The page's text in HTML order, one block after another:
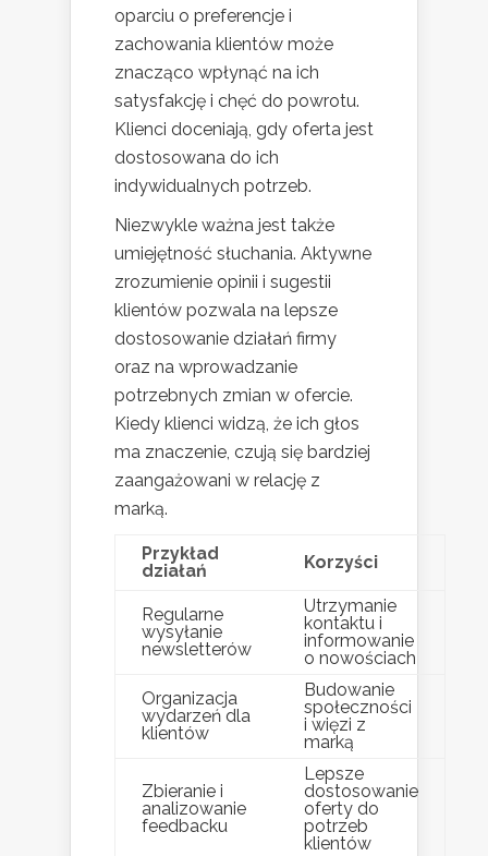
oparciu o preferencje i
zachowania klientów może
znacząco wpłynąć na ich
satysfakcję i chęć do powrotu.
Klienci doceniają, gdy oferta jest
dostosowana do ich
indywidualnych potrzeb.
Niezwykle ważna jest także
umiejętność słuchania. Aktywne
zrozumienie opinii i sugestii
klientów pozwala na lepsze
dostosowanie działań firmy
oraz na wprowadzanie
potrzebnych zmian w ofercie.
Kiedy klienci widzą, że ich głos
ma znaczenie, czują się bardziej
zaangażowani w relację z
marką.
Przykład
działań
Korzyści
Regularne
wysyłanie
newsletterów
Utrzymanie
kontaktu i
informowanie
o nowościach
Organizacja
wydarzeń dla
klientów
Budowanie
społeczności
i więzi z
marką
Zbieranie i
analizowanie
feedbacku
Lepsze
dostosowanie
oferty do
potrzeb
klientów